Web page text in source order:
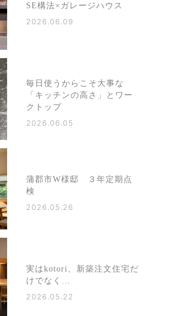
SE構法×ガレージハウス
2026.06.09
毎日使うからこそ大事な
「キッチンの高さ」とワー
クトップ
2026.06.05
蒲郡市W様邸 ３年定期点
検
2026.05.26
実はkotori、新築注文住宅だ
けでなく…
2026.05.22